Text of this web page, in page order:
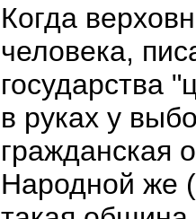
Когда
человека,
государства
в руках у
гражданская
Народной же